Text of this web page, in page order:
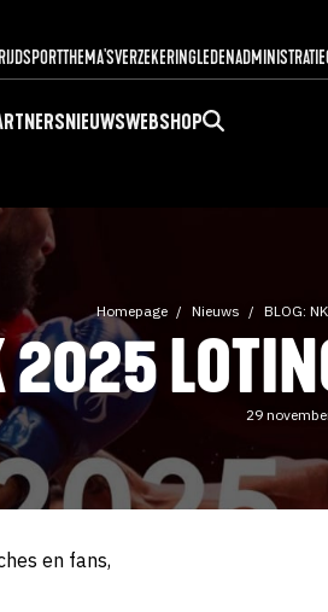
THEMA'SVERZEKERINGLEDENADMINISTRATIE
NIEUWSWEBSHOP
Homepage Nieuws BLOG:
2025
29
en fans,